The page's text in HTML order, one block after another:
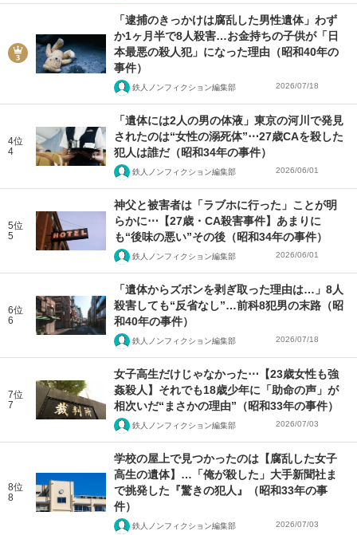
「逮捕のきっかけは腐乱した男性遺体」わず
か1ヶ月半で8人殺害…お金持ちの子供が「日
本最悪の殺人犯」になった理由（昭和40年の
事件）
鉄人ノンフィクション編集部 2026/07/18
4位
4
「遺体には2人の男の体液」東京の河川で発見
されたのは“女性の溺死体”⋯27歳CAを殺した
犯人は誰だ（昭和34年の事件）
鉄人ノンフィクション編集部 2026/06/01
5位
5
神父と被害者は「ラブホに行った」ことが明
らかに⋯【27歳・CA殺害事件】あまりに
も“後味の悪い”その後（昭和34年の事件）
鉄人ノンフィクション編集部 2026/06/01
6位
6
「遺体からズボンを剥ぎ取った理由は…」8人
殺害しても“反省なし”…前科8犯男の末路（昭
和40年の事件）
鉄人ノンフィクション編集部 2026/07/18
7位
7
女子高生だけじゃなかった⋯【23歳女性も強
姦殺人】それでも18歳少年に「助命の声」が
相次いだ“まさかの理由”（昭和33年の事件）
鉄人ノンフィクション編集部 2026/07/03
8位
8
学校の屋上で見つかったのは【腐乱した女子
高生の遺体】…「俺が殺した」大手新聞社ま
で挑発した『驚きの犯人』（昭和33年の事
件）
鉄人ノンフィクション編集部 2026/07/03